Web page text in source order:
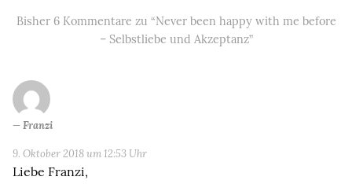
Bisher 6 Kommentare zu “Never been happy with me before
– Selbstliebe und Akzeptanz”
Franzi
9. Oktober 2018 um 12:53 Uhr
Liebe Franzi,